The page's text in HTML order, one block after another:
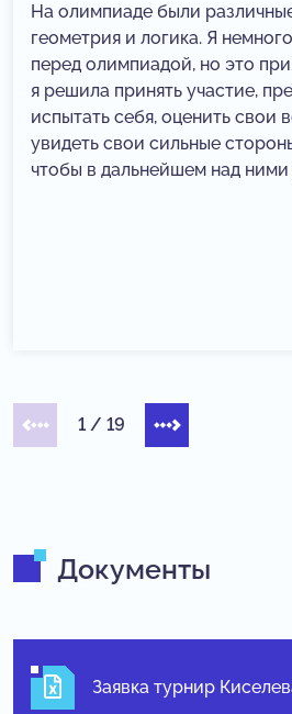
На олимпиаде были
геометрия и логика. Я
перед олимпиадой, но это
я решила принять участие,
испытать себя, оценить свои
увидеть свои сильные
чтобы в дальнейшем над ними
1/ 19
Документы
Заявка турнир